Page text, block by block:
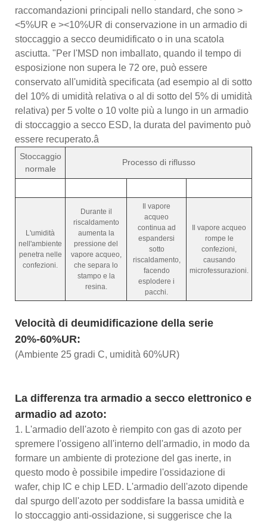
raccomandazioni principali nello standard, che sono >
<5%UR e ><10%UR di conservazione in un armadio di
stoccaggio a secco deumidificato o in una scatola
asciutta. "Per l'MSD non imballato, quando il tempo di
esposizione non supera le 72 ore, può essere
conservato all'umidità specificata (ad esempio al di sotto
del 10% di umidità relativa o al di sotto del 5% di umidità
relativa) per 5 volte o 10 volte più a lungo in un armadio
di stoccaggio a secco ESD, la durata del pavimento può
essere recuperato.â
Stoccaggio
normale
Processo di riflusso
L'umidità
nell'ambiente
penetra nelle
confezioni.
Durante il
riscaldamento
aumenta la
pressione del
vapore acqueo,
che separa lo
stampo e la
resina.
Il vapore
acqueo
continua ad
espandersi
sotto
riscaldamento,
facendo
esplodere i
pacchi.
Il vapore acqueo
rompe le
confezioni,
causando
microfessurazioni.
Velocità di deumidificazione della serie
20%-60%UR:
(Ambiente 25 gradi C, umidità 60%UR)
La differenza tra armadio a secco elettronico e
armadio ad azoto:
1. L'armadio dell'azoto è riempito con gas di azoto per
spremere l'ossigeno all'interno dell'armadio, in modo da
formare un ambiente di protezione del gas inerte, in
questo modo è possibile impedire l'ossidazione di
wafer, chip IC e chip LED. L'armadio dell'azoto dipende
dal spurgo dell'azoto per soddisfare la bassa umidità e
lo stoccaggio anti-ossidazione, si suggerisce che la